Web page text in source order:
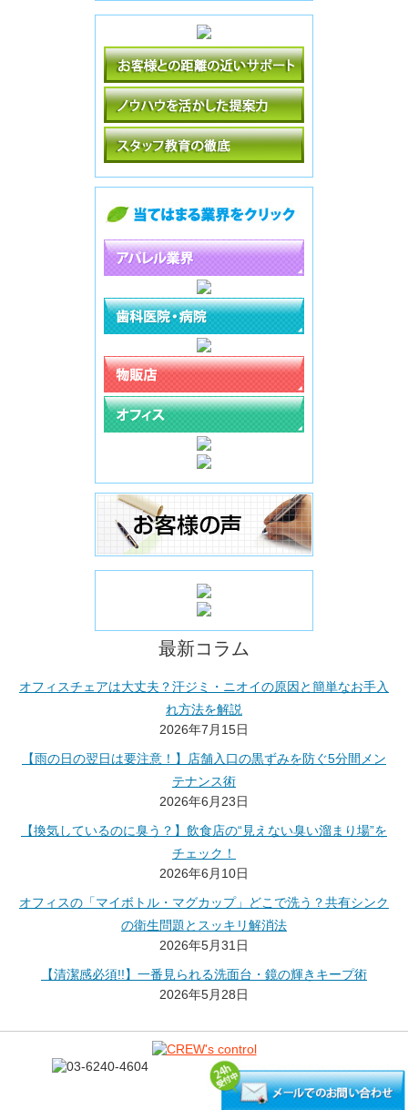
最新コラム
オフィスチェアは大丈夫？汗ジミ・ニオイの原因と簡単なお手入
れ方法を解説
2026年7月15日
【雨の日の翌日は要注意！】店舗入口の黒ずみを防ぐ5分間メン
テナンス術
2026年6月23日
【換気しているのに臭う？】飲食店の“見えない臭い溜まり場”を
チェック！
2026年6月10日
オフィスの「マイボトル・マグカップ」どこで洗う？共有シンク
の衛生問題とスッキリ解消法
2026年5月31日
【清潔感必須!!】一番見られる洗面台・鏡の輝きキープ術
2026年5月28日